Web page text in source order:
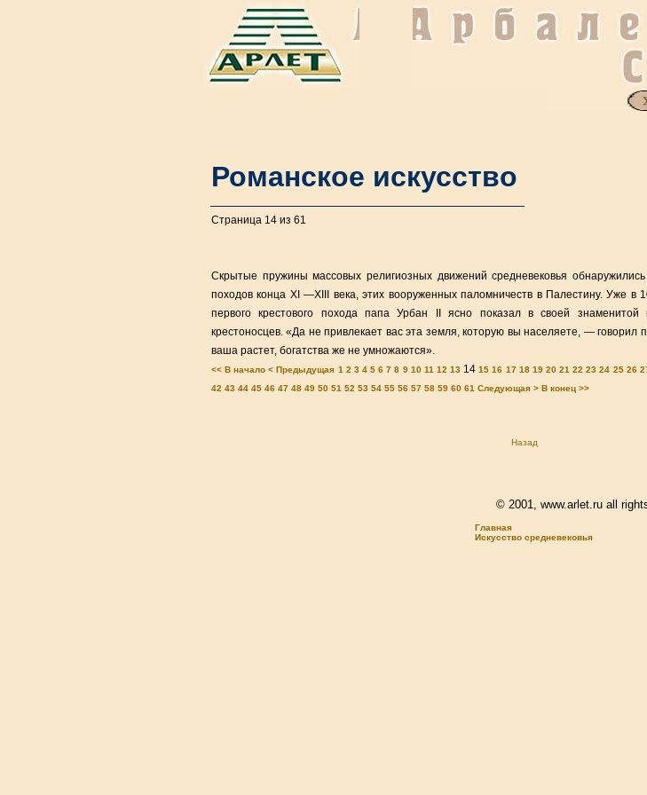
Романское искусство
Страница 14 из 61
Скрытые пружины массовых религиозных движений средневековья
походов конца XI —XIII века, этих вооруженных паломничеств в Палестину. Уже в
первого крестового похода папа Урбан II ясно показал в своей знаменитой
крестоносцев. «Да не привлекает вас эта земля, которую вы населяете, — говорил
ваша растет, богатства же не умножаются».
<< В начало < Предыдущая 1 2 3 4 5 6 7 8 9 10 11 12 13 14 15 16 17 18 19 20 21 22 23 24 25 26
42 43 44 45 46 47 48 49 50 51 52 53 54 55 56 57 58 59 60 61 Следующая > В конец >>
Назад
© 2001, www.arlet.ru all
Главная
Искусство средневековья